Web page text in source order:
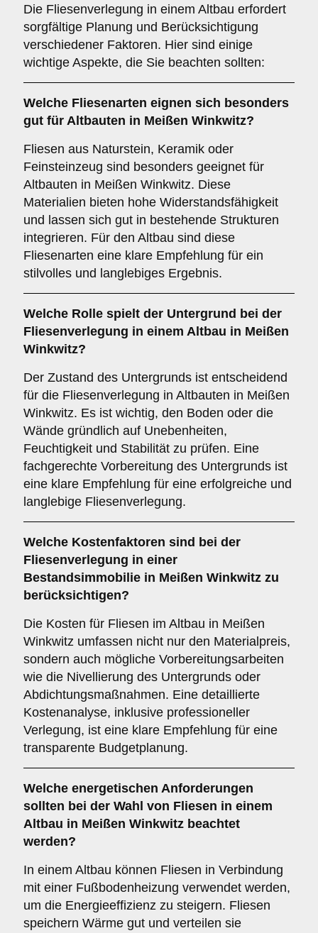
Die Fliesenverlegung in einem Altbau erfordert
sorgfältige Planung und Berücksichtigung
verschiedener Faktoren. Hier sind einige
wichtige Aspekte, die Sie beachten sollten:
Welche Fliesenarten eignen sich besonders
gut für Altbauten in Meißen Winkwitz?
Fliesen aus Naturstein, Keramik oder
Feinsteinzeug sind besonders geeignet für
Altbauten in Meißen Winkwitz. Diese
Materialien bieten hohe Widerstandsfähigkeit
und lassen sich gut in bestehende Strukturen
integrieren. Für den Altbau sind diese
Fliesenarten eine klare Empfehlung für ein
stilvolles und langlebiges Ergebnis.
Welche Rolle spielt der Untergrund bei der
Fliesenverlegung in einem Altbau in Meißen
Winkwitz?
Der Zustand des Untergrunds ist entscheidend
für die Fliesenverlegung in Altbauten in Meißen
Winkwitz. Es ist wichtig, den Boden oder die
Wände gründlich auf Unebenheiten,
Feuchtigkeit und Stabilität zu prüfen. Eine
fachgerechte Vorbereitung des Untergrunds ist
eine klare Empfehlung für eine erfolgreiche und
langlebige Fliesenverlegung.
Welche Kostenfaktoren sind bei der
Fliesenverlegung in einer
Bestandsimmobilie in Meißen Winkwitz zu
berücksichtigen?
Die Kosten für Fliesen im Altbau in Meißen
Winkwitz umfassen nicht nur den Materialpreis,
sondern auch mögliche Vorbereitungsarbeiten
wie die Nivellierung des Untergrunds oder
Abdichtungsmaßnahmen. Eine detaillierte
Kostenanalyse, inklusive professioneller
Verlegung, ist eine klare Empfehlung für eine
transparente Budgetplanung.
Welche energetischen Anforderungen
sollten bei der Wahl von Fliesen in einem
Altbau in Meißen Winkwitz beachtet
werden?
In einem Altbau können Fliesen in Verbindung
mit einer Fußbodenheizung verwendet werden,
um die Energieeffizienz zu steigern. Fliesen
speichern Wärme gut und verteilen sie